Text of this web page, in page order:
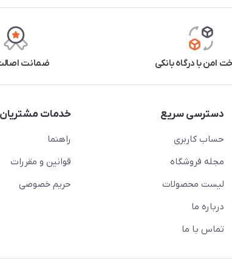
امن با درگاه بانکی ضمانت
دسترسی سریع
حساب کاربری
مجله فروشگاه
لیست محصولات
درباره ما
تماس با ما
خدمات مشتریان
راهنما
قوانین و مقررات
حریم خصوصی